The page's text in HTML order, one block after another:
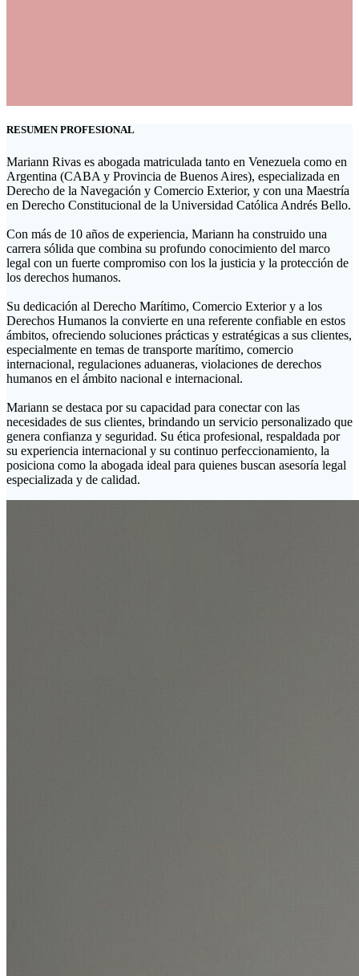
RESUMEN PROFESIONAL
Mariann Rivas es abogada matriculada tanto en Venezuela como en
Argentina (CABA y Provincia de Buenos Aires), especializada en
Derecho de la Navegación y Comercio Exterior, y con una Maestría
en Derecho Constitucional de la Universidad Católica Andrés Bello.
Con más de 10 años de experiencia, Mariann ha construido una
carrera sólida que combina su profundo conocimiento del marco
legal con un fuerte compromiso con los la justicia y la protección de
los derechos humanos.
Su dedicación al Derecho Marítimo, Comercio Exterior y a los
Derechos Humanos la convierte en una referente confiable en estos
ámbitos, ofreciendo soluciones prácticas y estratégicas a sus clientes,
especialmente en temas de transporte marítimo, comercio
internacional, regulaciones aduaneras, violaciones de derechos
humanos en el ámbito nacional e internacional.
Mariann se destaca por su capacidad para conectar con las
necesidades de sus clientes, brindando un servicio personalizado que
genera confianza y seguridad. Su ética profesional, respaldada por
su experiencia internacional y su continuo perfeccionamiento, la
posiciona como la abogada ideal para quienes buscan asesoría legal
especializada y de calidad.